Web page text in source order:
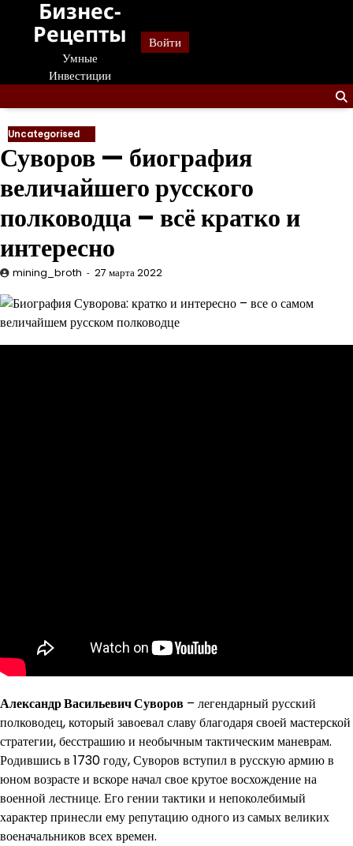
Перейти
содержанию
Бизнес-
Рецепты
Умные
Инвестиции
Войти
Uncategorised
Суворов — биография
величайшего русского
полководца – всё кратко и
интересно
mining_broth 27 марта 2022
Александр Васильевич Суворов – легендарный русский
полководец, который завоевал славу благодаря своей мастерской
стратегии, бесстрашию и необычным тактическим маневрам.
Родившись в 1730 году, Суворов вступил в русскую армию в
юном возрасте и вскоре начал свое крутое восхождение на
военной лестнице. Его гении тактики и непоколебимый
характер принесли ему репутацию одного из самых великих
военачальников всех времен.